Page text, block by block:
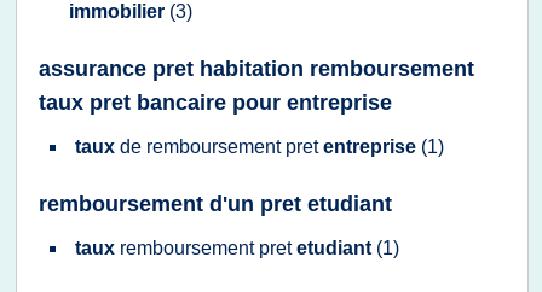
immobilier (3)
assurance pret habitation remboursement
taux pret bancaire pour entreprise
taux de remboursement pretentreprise (1)
remboursement d'un pret etudiant
taux remboursement pretetudiant (1)